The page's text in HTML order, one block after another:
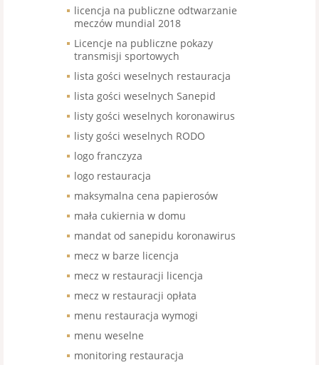
licencja na publiczne odtwarzanie
meczów mundial 2018
Licencje na publiczne pokazy
transmisji sportowych
lista gości weselnych restauracja
lista gości weselnych Sanepid
listy gości weselnych koronawirus
listy gości weselnych RODO
logo franczyza
logo restauracja
maksymalna cena papierosów
mała cukiernia w domu
mandat od sanepidu koronawirus
mecz w barze licencja
mecz w restauracji licencja
mecz w restauracji opłata
menu restauracja wymogi
menu weselne
monitoring restauracja